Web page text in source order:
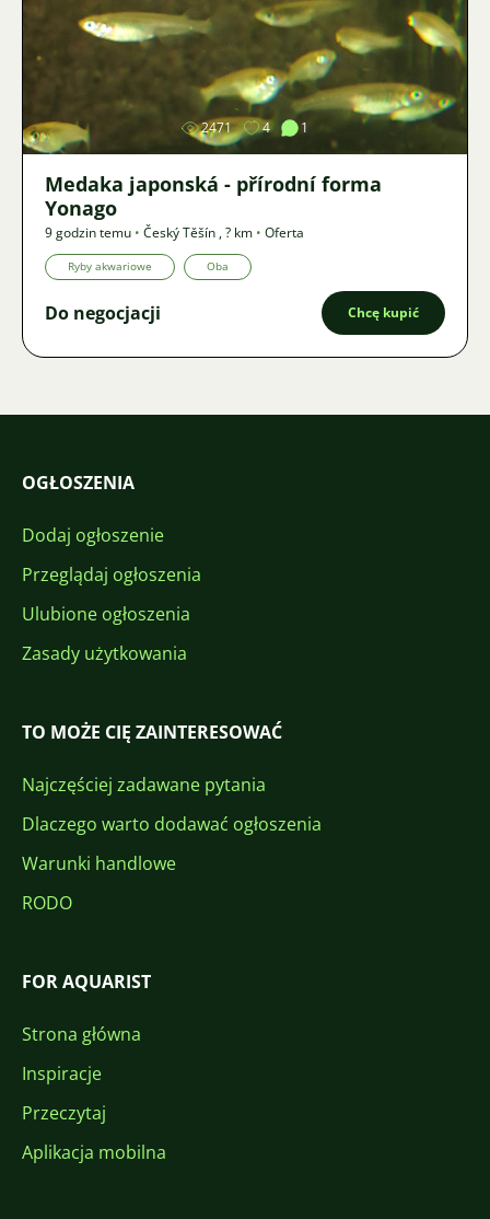
Zdjęcie
2471 4 1
Medaka japonská - přírodní forma
Yonago
9 godzin temu • Český Těšín ,? km • Oferta
Ryby akwariowe Oba
Do negocjacji Chcę kupić
OGŁOSZENIA
Dodaj ogłoszenie
Przeglądaj ogłoszenia
Ulubione ogłoszenia
Zasady użytkowania
TO MOŻE CIĘ ZAINTERESOWAĆ
Najczęściej zadawane pytania
Dlaczego warto dodawać ogłoszenia
Warunki handlowe
RODO
FOR AQUARIST
Strona główna
Inspiracje
Przeczytaj
Aplikacja mobilna